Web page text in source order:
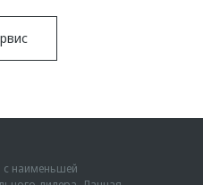
с наименьшей